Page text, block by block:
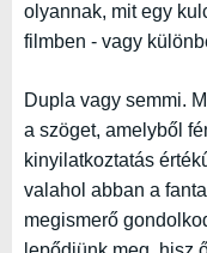
olyannak, mit egy
filmben - vagy
Dupla vagy semmi.
a szöget, amelyből
kinyilatkoztatás
valahol abban a
megismerő